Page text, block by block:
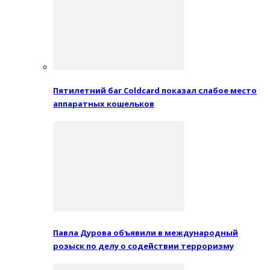
Пятилетний баг Coldcard показал слабое место
аппаратных кошельков
Павла Дурова объявили в международный
розыск по делу о содействии терроризму